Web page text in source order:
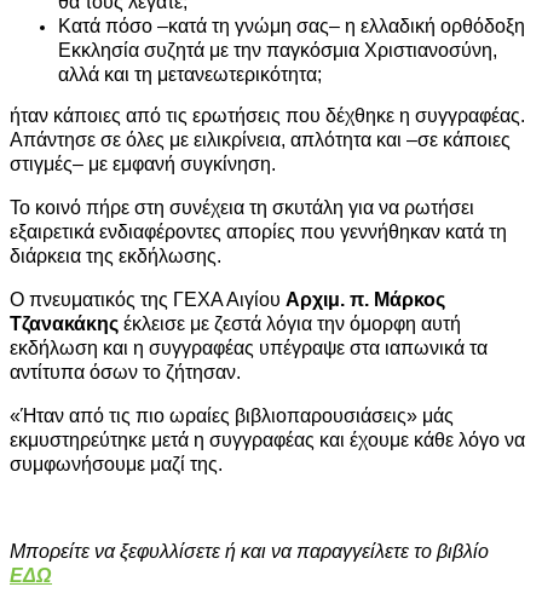
Κατά πόσο –κατά τη γνώμη σας– η ελλαδική ορθόδοξη
Εκκλησία συζητά με την παγκόσμια Χριστιανοσύνη,
αλλά και τη μετανεωτερικότητα;
ήταν κάποιες από τις ερωτήσεις που δέχθηκε η συγγραφέας.
Απάντησε σε όλες με ειλικρίνεια, απλότητα και –σε κάποιες
στιγμές– με εμφανή συγκίνηση.
Το κοινό πήρε στη συνέχεια τη σκυτάλη για να ρωτήσει
εξαιρετικά ενδιαφέροντες απορίες που γεννήθηκαν κατά τη
διάρκεια της εκδήλωσης.
Ο πνευματικός της ΓΕΧΑ Αιγίου Αρχιμ. π. Μάρκος
Τζανακάκης έκλεισε με ζεστά λόγια την όμορφη αυτή
εκδήλωση και η συγγραφέας υπέγραψε στα ιαπωνικά τα
αντίτυπα όσων το ζήτησαν.
«Ήταν από τις πιο ωραίες βιβλιοπαρουσιάσεις» μάς
εκμυστηρεύτηκε μετά η συγγραφέας και έχουμε κάθε λόγο να
συμφωνήσουμε μαζί της.
Μπορείτε να ξεφυλλίσετε ή και να παραγγείλετε το βιβλίο
ΕΔΩ